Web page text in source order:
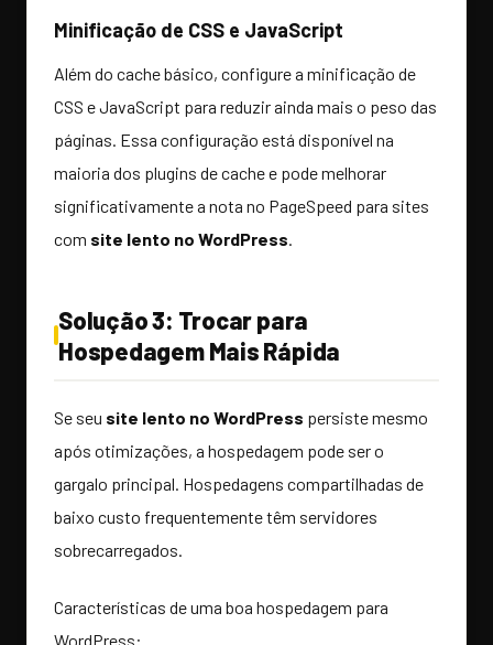
Minificação de CSS e JavaScript
Além do cache básico, configure a minificação de
CSS e JavaScript para reduzir ainda mais o peso das
páginas. Essa configuração está disponível na
maioria dos plugins de cache e pode melhorar
significativamente a nota no PageSpeed para sites
com site lento no WordPress.
Solução 3: Trocar para
Hospedagem Mais Rápida
Se seu site lento no WordPress persiste mesmo
após otimizações, a hospedagem pode ser o
gargalo principal. Hospedagens compartilhadas de
baixo custo frequentemente têm servidores
sobrecarregados.
Características de uma boa hospedagem para
WordPress: